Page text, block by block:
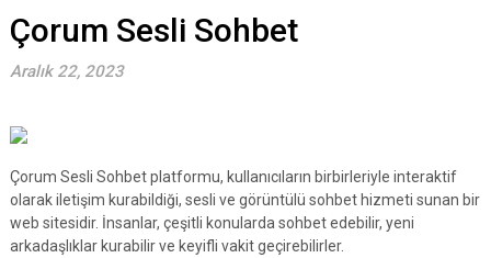
Çorum Sesli Sohbet
Aralık 22, 2023
Çorum Sesli Sohbet platformu, kullanıcıların birbirleriyle interaktif
olarak iletişim kurabildiği, sesli ve görüntülü sohbet hizmeti sunan bir
web sitesidir. İnsanlar, çeşitli konularda sohbet edebilir, yeni
arkadaşlıklar kurabilir ve keyifli vakit geçirebilirler.